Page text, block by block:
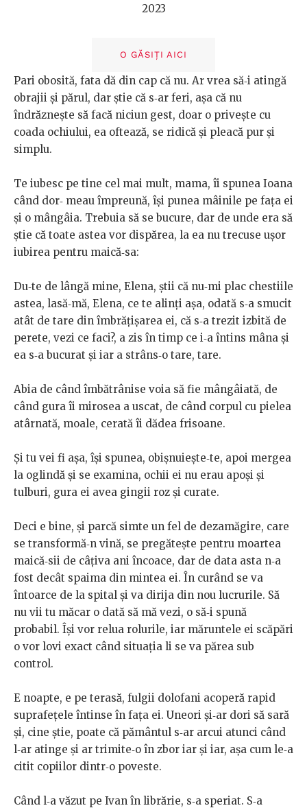
2023
O GĂSIȚI AICI
Pari obosită, fata dă din cap că nu. Ar vrea să‑i atingă
obrajii și părul, dar știe că s‑ar feri, așa că nu
îndrăznește să facă niciun gest, doar o privește cu
coada ochiului, ea oftează, se ridică și pleacă pur și
simplu.
Te iubesc pe tine cel mai mult, mama, îi spunea Ioana
când dor‑ meau împreună, își punea mâinile pe fața ei
și o mângâia. Trebuia să se bucure, dar de unde era să
știe că toate astea vor dispărea, la ea nu trecuse ușor
iubirea pentru maică‑sa:
Du‑te de lângă mine, Elena, știi că nu‑mi plac chestiile
astea, lasă‑mă, Elena, ce te alinți așa, odată s‑a smucit
atât de tare din îmbrățișarea ei, că s‑a trezit izbită de
perete, vezi ce faci?, a zis în timp ce i‑a întins mâna și
ea s‑a bucurat și iar a strâns‑o tare, tare.
Abia de când îmbătrânise voia să fie mângâiată, de
când gura îi mirosea a uscat, de când corpul cu pielea
atârnată, moale, cerată îi dădea frisoane.
Și tu vei fi așa, își spunea, obișnuiește‑te, apoi mergea
la oglindă și se examina, ochii ei nu erau apoși și
tulburi, gura ei avea gingii roz și curate.
Deci e bine, și parcă simte un fel de dezamăgire, care
se transformă‑n vină, se pregătește pentru moartea
maică‑sii de câțiva ani încoace, dar de data asta n‑a
fost decât spaima din mintea ei. În curând se va
întoarce de la spital și va dirija din nou lucrurile. Să
nu vii tu măcar o dată să mă vezi, o să‑i spună
probabil. Își vor relua rolurile, iar măruntele ei scăpări
o vor lovi exact când situația li se va părea sub
control.
E noapte, e pe terasă, fulgii dolofani acoperă rapid
suprafețele întinse în fața ei. Uneori și‑ar dori să sară
și, cine știe, poate că pământul s‑ar arcui atunci când
l‑ar atinge și ar trimite‑o în zbor iar și iar, așa cum le‑a
citit copiilor dintr‑o poveste.
Când l‑a văzut pe Ivan în librărie, s‑a speriat. S‑a